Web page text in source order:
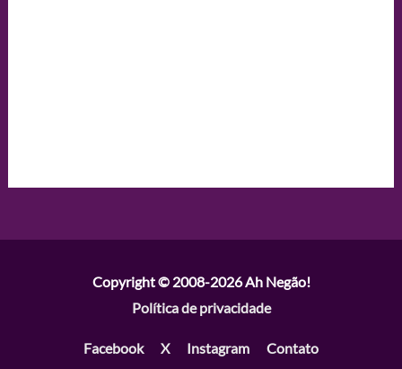
Copyright © 2008-2026Ah Negão!
Política de privacidade
Facebook X Instagram Contato